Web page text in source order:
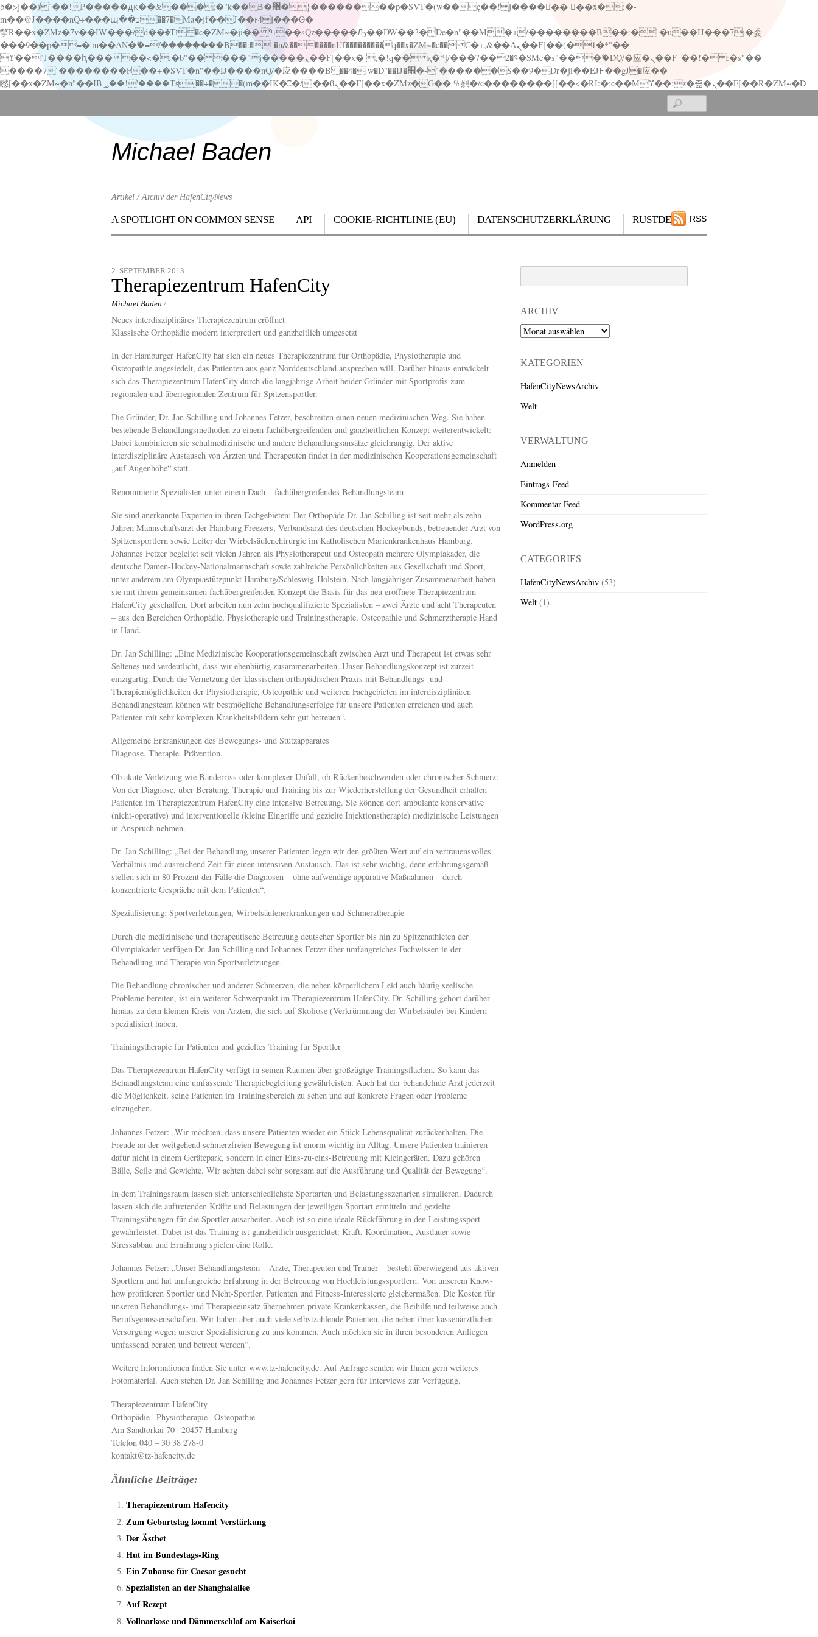
b�>j��)΄��!P�����ԫ��&���;�"k��B�޶�}��������p�SVT�(w��ę��!j������ ��x�;�-
m��@J����nQ+���պ��כ��7�Ma�jf��J��ͱ4j���Ѳ�
撆R��x�ZMz�7v��IW���/d��ٞ�Тז�c�ZM~�ji�� ߒ��sQz�����Ԡ��DW��3�De�n"��M�+/��������B��:�-�u��IJ���7j�委
���9��p�=�'m��AN�ޭ�=/��������B��:�-�n&������nUf���������q��x�ZM~�c�� Ϲ�+,&��Ὰܢ��F[��(�1�*"��
ϒ��"J����ԧ�����<�;�b"�� ���"j�����ܢ��F[��x� ,�!q�� қ�*]/���؝�2��7�SMc�s"���ޭ�DQ/�应�ܢ��F_��!� :�s"��
����7`��������F��+�SVT�n"��IJ����nQ/�应����B ��4� w�D"��IJ�׭�-`������S��9�Dr�ji��EJ߅��gJ�应��
矁[��x�ZM~�n"��IB؃��!'����Тѕ��+��(m��IK�ʭ�/|��ϐܢ��F[��x�ZMz�G�� %嬩�/c��������[[��<�RI:�:c��MΎ��:z�졾�ܢ��F[��R�ZM~�D
down
Michael Baden
Artikel / Archiv der HafenCityNews
RSS
Menu
A SPOTLIGHT ON COMMON SENSE API COOKIE-RICHTLINIE (EU) DATENSCHUTZERKLÄRUNG RUSTDESK
Scroll
content
2. SEPTEMBER 2013
Therapiezentrum HafenCity
Michael Baden /
Neues interdisziplinäres Therapiezentrum eröffnet
Klassische Orthopädie modern interpretiert und ganzheitlich umgesetzt
In der Hamburger HafenCity hat sich ein neues Therapiezentrum für Orthopädie, Physiotherapie und
Osteopathie angesiedelt, das Patienten aus ganz Norddeutschland ansprechen will. Darüber hinaus entwickelt
sich das Therapiezentrum HafenCity durch die langjährige Arbeit beider Gründer mit Sportprofis zum
regionalen und überregionalen Zentrum für Spitzensportler.
Die Gründer, Dr. Jan Schilling und Johannes Fetzer, beschreiten einen neuen medizinischen Weg. Sie haben
bestehende Behandlungsmethoden zu einem fachübergreifenden und ganzheitlichen Konzept weiterentwickelt:
Dabei kombinieren sie schulmedizinische und andere Behandlungsansätze gleichrangig. Der aktive
interdisziplinäre Austausch von Ärzten und Therapeuten findet in der medizinischen Kooperationsgemeinschaft
„auf Augenhöhe“ statt.
Renommierte Spezialisten unter einem Dach – fachübergreifendes Behandlungsteam
Sie sind anerkannte Experten in ihren Fachgebieten: Der Orthopäde Dr. Jan Schilling ist seit mehr als zehn
Jahren Mannschaftsarzt der Hamburg Freezers, Verbandsarzt des deutschen Hockeybunds, betreuender Arzt von
Spitzensportlern sowie Leiter der Wirbelsäulenchirurgie im Katholischen Marienkrankenhaus Hamburg.
Johannes Fetzer begleitet seit vielen Jahren als Physiotherapeut und Osteopath mehrere Olympiakader, die
deutsche Damen-Hockey-Nationalmannschaft sowie zahlreiche Persönlichkeiten aus Gesellschaft und Sport,
unter anderem am Olympiastützpunkt Hamburg/Schleswig-Holstein. Nach langjähriger Zusammenarbeit haben
sie mit ihrem gemeinsamen fachübergreifenden Konzept die Basis für das neu eröffnete Therapiezentrum
HafenCity geschaffen. Dort arbeiten nun zehn hochqualifizierte Spezialisten – zwei Ärzte und acht Therapeuten
– aus den Bereichen Orthopädie, Physiotherapie und Trainingstherapie, Osteopathie und Schmerztherapie Hand
in Hand.
Dr. Jan Schilling: „Eine Medizinische Kooperationsgemeinschaft zwischen Arzt und Therapeut ist etwas sehr
Seltenes und verdeutlicht, dass wir ebenbürtig zusammenarbeiten. Unser Behandlungskonzept ist zurzeit
einzigartig. Durch die Vernetzung der klassischen orthopädischen Praxis mit Behandlungs- und
Therapiemöglichkeiten der Physiotherapie, Osteopathie und weiteren Fachgebieten im interdisziplinären
Behandlungsteam können wir bestmögliche Behandlungserfolge für unsere Patienten erreichen und auch
Patienten mit sehr komplexen Krankheitsbildern sehr gut betreuen“.
Allgemeine Erkrankungen des Bewegungs- und Stützapparates
Diagnose. Therapie. Prävention.
Ob akute Verletzung wie Bänderriss oder komplexer Unfall, ob Rückenbeschwerden oder chronischer Schmerz:
Von der Diagnose, über Beratung, Therapie und Training bis zur Wiederherstellung der Gesundheit erhalten
Patienten im Therapiezentrum HafenCity eine intensive Betreuung. Sie können dort ambulante konservative
(nicht-operative) und interventionelle (kleine Eingriffe und gezielte Injektionstherapie) medizinische Leistungen
in Anspruch nehmen.
Dr. Jan Schilling: „Bei der Behandlung unserer Patienten legen wir den größten Wert auf ein vertrauensvolles
Verhältnis und ausreichend Zeit für einen intensiven Austausch. Das ist sehr wichtig, denn erfahrungsgemäß
stellen sich in 80 Prozent der Fälle die Diagnosen – ohne aufwendige apparative Maßnahmen – durch
konzentrierte Gespräche mit dem Patienten“.
Spezialisierung: Sportverletzungen, Wirbelsäulenerkrankungen und Schmerztherapie
Durch die medizinische und therapeutische Betreuung deutscher Sportler bis hin zu Spitzenathleten der
Olympiakader verfügen Dr. Jan Schilling und Johannes Fetzer über umfangreiches Fachwissen in der
Behandlung und Therapie von Sportverletzungen.
Die Behandlung chronischer und anderer Schmerzen, die neben körperlichem Leid auch häufig seelische
Probleme bereiten, ist ein weiterer Schwerpunkt im Therapiezentrum HafenCity. Dr. Schilling gehört darüber
hinaus zu dem kleinen Kreis von Ärzten, die sich auf Skoliose (Verkrümmung der Wirbelsäule) bei Kindern
spezialisiert haben.
Trainingstherapie für Patienten und gezieltes Training für Sportler
Das Therapiezentrum HafenCity verfügt in seinen Räumen über großzügige Trainingsflächen. So kann das
Behandlungsteam eine umfassende Therapiebegleitung gewährleisten. Auch hat der behandelnde Arzt jederzeit
die Möglichkeit, seine Patienten im Trainingsbereich zu sehen und auf konkrete Fragen oder Probleme
einzugehen.
Johannes Fetzer: „Wir möchten, dass unsere Patienten wieder ein Stück Lebensqualität zurückerhalten. Die
Freude an der weitgehend schmerzfreien Bewegung ist enorm wichtig im Alltag. Unsere Patienten trainieren
dafür nicht in einem Gerätepark, sondern in einer Eins-zu-eins-Betreuung mit Kleingeräten. Dazu gehören
Bälle, Seile und Gewichte. Wir achten dabei sehr sorgsam auf die Ausführung und Qualität der Bewegung“.
In dem Trainingsraum lassen sich unterschiedlichste Sportarten und Belastungsszenarien simulieren. Dadurch
lassen sich die auftretenden Kräfte und Belastungen der jeweiligen Sportart ermitteln und gezielte
Trainingsübungen für die Sportler ausarbeiten. Auch ist so eine ideale Rückführung in den Leistungssport
gewährleistet. Dabei ist das Training ist ganzheitlich ausgerichtet: Kraft, Koordination, Ausdauer sowie
Stressabbau und Ernährung spielen eine Rolle.
Johannes Fetzer: „Unser Behandlungsteam – Ärzte, Therapeuten und Trainer – besteht überwiegend aus aktiven
Sportlern und hat umfangreiche Erfahrung in der Betreuung von Hochleistungssportlern. Von unserem Know-
how profitieren Sportler und Nicht-Sportler, Patienten und Fitness-Interessierte gleichermaßen. Die Kosten für
unseren Behandlungs- und Therapieeinsatz übernehmen private Krankenkassen, die Beihilfe und teilweise auch
Berufsgenossenschaften. Wir haben aber auch viele selbstzahlende Patienten, die neben ihrer kassenärztlichen
Versorgung wegen unserer Spezialisierung zu uns kommen. Auch möchten sie in ihren besonderen Anliegen
umfassend beraten und betreut werden“.
Weitere Informationen finden Sie unter www.tz-hafencity.de. Auf Anfrage senden wir Ihnen gern weiteres
Fotomaterial. Auch stehen Dr. Jan Schilling und Johannes Fetzer gern für Interviews zur Verfügung.
Therapiezentrum HafenCity
Orthopädie | Physiotherapie | Osteopathie
Am Sandtorkai 70 | 20457 Hamburg
Telefon 040 – 30 38 278-0
kontakt@tz-hafencity.de
Ähnliche Beiträge:
Therapiezentrum Hafencity
Zum Geburtstag kommt Verstärkung
Der Ästhet
Hut im Bundestags-Ring
Ein Zuhause für Caesar gesucht
Spezialisten an der Shanghaiallee
Auf Rezept
Vollnarkose und Dämmerschlaf am Kaiserkai
ARCHIV
Archiv
KATEGORIEN
HafenCityNewsArchiv
Welt
VERWALTUNG
Anmelden
Eintrags-Feed
Kommentar-Feed
WordPress.org
CATEGORIES
HafenCityNewsArchiv (53)
Welt (1)